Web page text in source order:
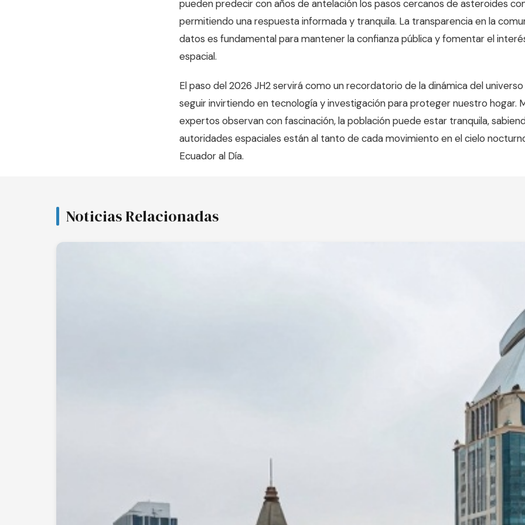
pueden predecir con años de antelación los pasos cercanos de asteroides
permitiendo una respuesta informada y tranquila. La transparencia en la
datos es fundamental para mantener la confianza pública y fomentar el
espacial.
El paso del 2026 JH2 servirá como un recordatorio de la dinámica del
seguir invirtiendo en tecnología y investigación para proteger nuestro hogar.
expertos observan con fascinación, la población puede estar tranquila,
autoridades espaciales están al tanto de cada movimiento en el cielo
Ecuador al Día.
Noticias Relacionadas